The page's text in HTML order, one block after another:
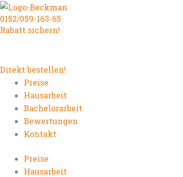
Zum
Inhalt
springen
0152/059-163-65
Rabatt sichern!
Direkt bestellen!
Preise
Hausarbeit
Bachelorarbeit
Bewertungen
Kontakt
Preise
Hausarbeit